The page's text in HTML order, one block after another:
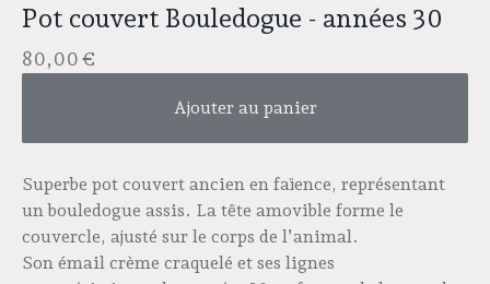
Pot couvert Bouledogue - années 30
80,00€
Ajouter au panier
Superbe pot couvert ancien en faïence, représentant
un bouledogue assis. La tête amovible forme le
couvercle, ajusté sur le corps de l’animal.
Son émail crème craquelé et ses lignes